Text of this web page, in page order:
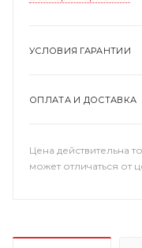
УСЛОВИЯ ГАРАНТИИ
ОПЛАТА И ДОСТАВКА
Цена действительна
может отличаться от